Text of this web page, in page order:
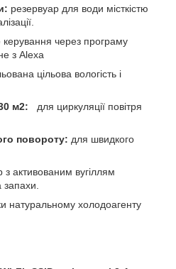
резервуар для води місткістю
керування через програму
з Alexa
цільова вологість і
м2: для циркуляції повітря
повороту: для швидкого
з активованим вугіллям
натуральному холодоагенту